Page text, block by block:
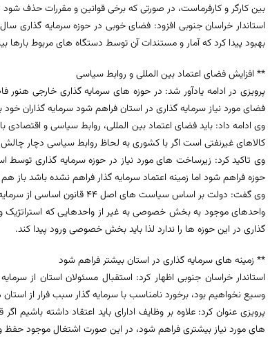
بین کارگر و کارفرماست، در صورتی که برخی قوانین و مقررات حذف
استاندار خراسان جنوبی افزود: فضای خوبی در حوزه سرمایه
بهبود پیدا کرد که آمار و مستندات آن توسط دستگاه های مربوط بارها
** افزایش فضای اعتماد بین المللی و روابط سیاسی
پرویزی در ادامه یادآور شد: در حوزه های سرمایه گذاری خارجی هنور
فضای مورد نیاز سرمایه گذاری در استان فراهم شود سرمایه گذاران
وی ادامه داد: باید فضای اعتماد بین المللی، روابط سیاسی و
کالاهای غیرنفتی است اگر با کشوری به لحاظ روابط سیاسی دچار
وی تاکید کرد: زیرساخت های مورد نیاز در حوزه سرمایه گذاری توسط
حوزه فراهم شود اما زمینه اعتماد سرمایه گذار فراهم نشده باشد باز
وی گفت: دولت بر اساس سیاست
واحدهای موجود به بخش خصوصی به غیر از واحدهایی که
گذاری در این حوزه ها را ندارد لذا باید بخش خصوصی ورود پیدا کند.
** زمینه های سرمایه گذاری در استان بیشتر فراهم شود
استاندار خراسان جنوبی اظهار کرد: استقبال مسئولان استان از
وسیع نخواهیم بود، برخورد نامناسب با سرمایه گذار سبب فرار از
پرویزی عنوان کرد: علاوه بر وظایف ادارای باید اعتقاد داشته باشیم
های مورد نیاز بیشتری فراهم شود، در این صورت اشتغال موجود